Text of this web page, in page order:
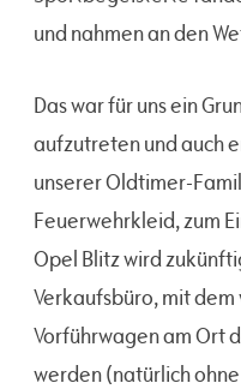
und nahmen an den
Das war für uns ein
aufzutreten und auch
unserer Oldtimer-
Feuerwehrkleid, zum
Opel Blitz wird
Verkaufsbüro, mit
Vorführwagen am Ort
werden (natürlich